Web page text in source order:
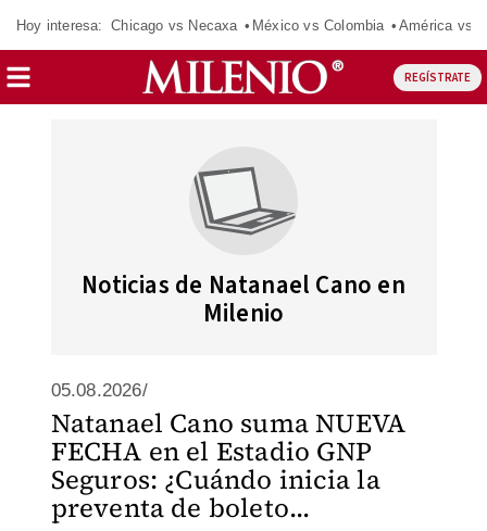
Hoy interesa: Chicago vs Necaxa México vs Colombia América vs
REGÍSTRATE
Noticias de Natanael Cano en
Milenio
05.08.2026/
Natanael Cano suma NUEVA
FECHA en el Estadio GNP
Seguros: ¿Cuándo inicia la
preventa de boleto...